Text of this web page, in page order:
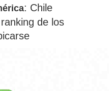
: Chile
de los